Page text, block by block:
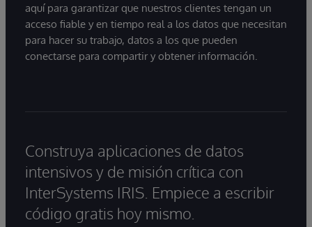
aquí para garantizar que nuestros clientes tengan un
acceso fiable y en tiempo real a los datos que necesitan
para hacer su trabajo, datos a los que pueden
conectarse para compartir y obtener información.
Construya aplicaciones de datos
intensivos y de misión crítica con
InterSystems IRIS. Empiece a escribir
código gratis hoy mismo.